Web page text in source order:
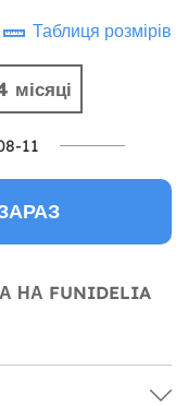
Таблиця розмірів
місяці
11
НА FUNIDELIA